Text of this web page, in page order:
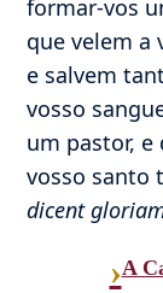
formar-vos
que velem a
e salvem
vosso
um pastor,
vosso santo
dicent
›A